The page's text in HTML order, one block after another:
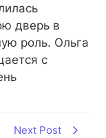
дверь в
роль. Ольга
с
Next Post